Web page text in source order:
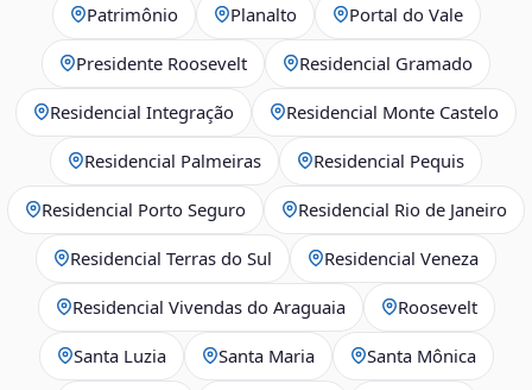
Patrimônio Planalto Portal do Vale
Presidente Roosevelt Residencial Gramado
Residencial Integração Residencial Monte Castelo
Residencial Palmeiras Residencial Pequis
Residencial Porto Seguro Residencial Rio de Janeiro
Residencial Terras do Sul Residencial Veneza
Residencial Vivendas do Araguaia Roosevelt
Santa Luzia Santa Maria Santa Mônica